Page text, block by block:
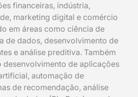
financeiras, indústria,
marketing digital e comércio
em áreas como ciência de
de dados, desenvolvimento de
e análise preditiva. Também
desenvolvimento de aplicações
automação de
de recomendação, análise